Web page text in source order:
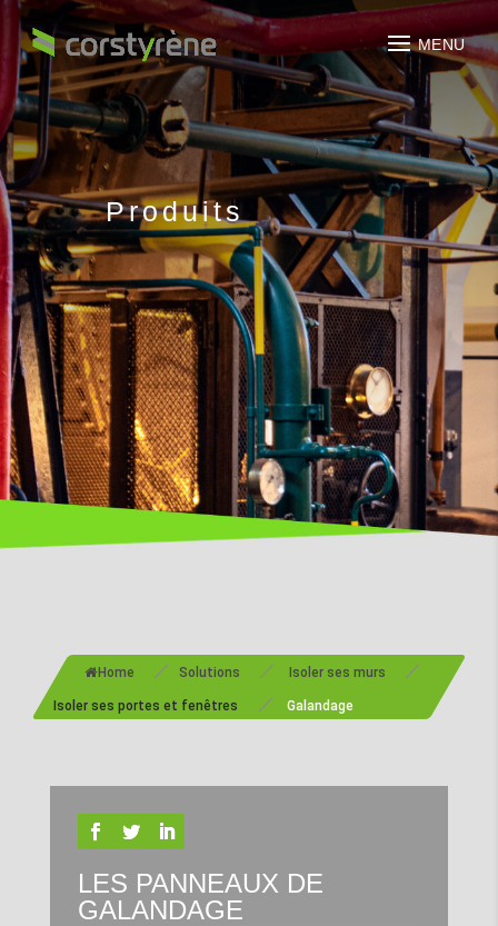
Produits
Home / Solutions / Isoler ses murs /
Isoler ses portes et fenêtres / Galandage
LES PANNEAUX DE
GALANDAGE